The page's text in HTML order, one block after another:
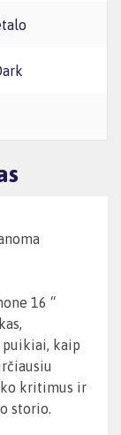
16 “
kaip
kritimus ir
storio.